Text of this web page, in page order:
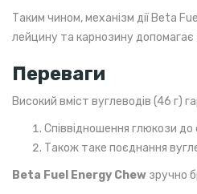
Таким чином, механізм дії Beta
лейцину та карнозину допомагає
Переваги
Високий вміст вуглеводів (46 г)
Співвідношення глюкози до
Також таке поєднання
Beta Fuel Energy Chew зручно